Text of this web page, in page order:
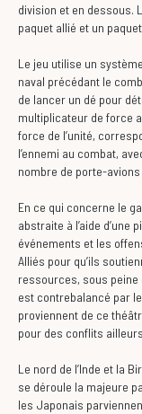
division et en dessous.
paquet allié et un
Le jeu utilise un
naval précédant le
de lancer un dé pour
multiplicateur de force
force de l’unité,
l’ennemi au combat,
nombre de porte-
En ce qui concerne le
abstraite à l’aide
événements et les
Alliés pour qu’ils
ressources, sous peine
est contrebalancé par
proviennent de ce
pour des conflits
Le nord de l’Inde et la
se déroule la majeure
les Japonais